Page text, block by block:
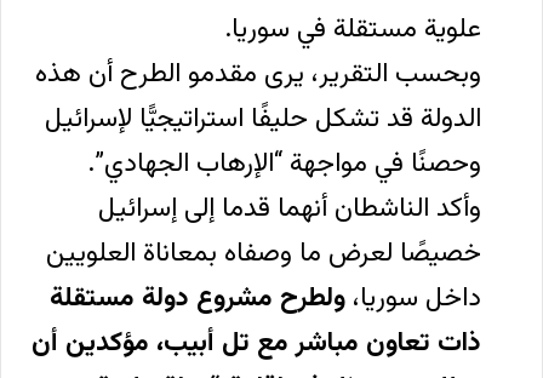
علوية مستقلة في سوريا.
وبحسب التقرير، يرى مقدمو الطرح أن هذه
الدولة قد تشكل حليفًا استراتيجيًّا لإسرائيل
وحصنًا في مواجهة “الإرهاب الجهادي”.
وأكد الناشطان أنهما قدما إلى إسرائيل
خصيصًا لعرض ما وصفاه بمعاناة العلويين
داخل سوريا، ولطرح مشروع دولة مستقلة
ذات تعاون مباشر مع تل أبيب، مؤكدين أن